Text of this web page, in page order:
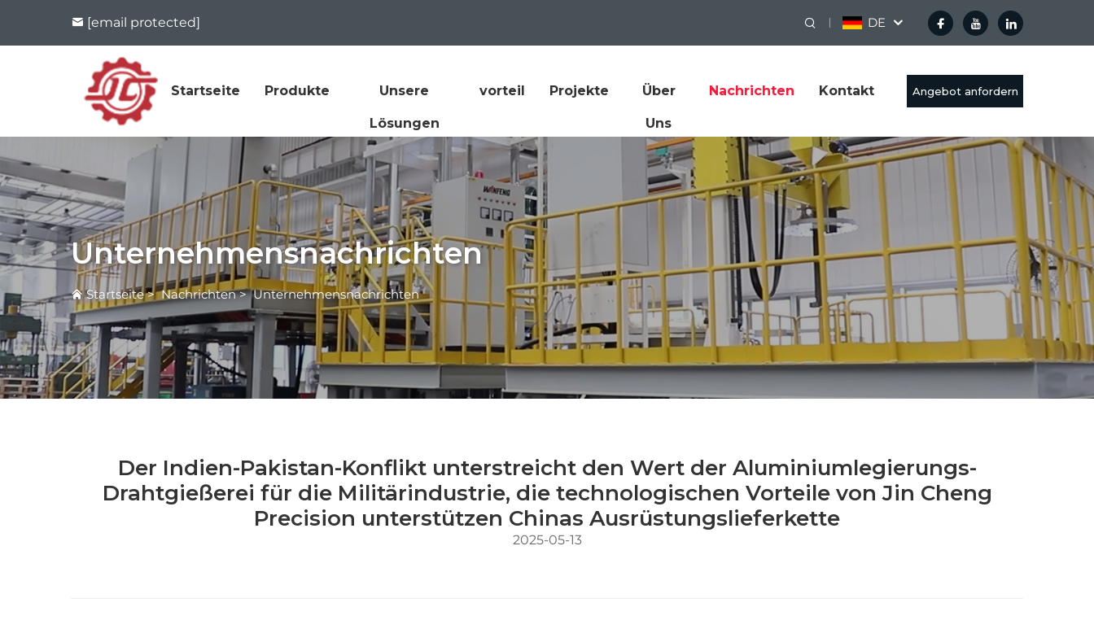
[email protected] DE
Startseite Produkte Unsere
Lösungen
vorteil Projekte Über
Uns
Nachrichten Kontakt Angebot anfordern
Unternehmensnachrichten
Startseite>Nachrichten>Unternehmensnachrichten
Der Indien-Pakistan-Konflikt unterstreicht den Wert der Aluminiumlegierungs-
Drahtgießerei für die Militärindustrie, die technologischen Vorteile von Jin Cheng
Precision unterstützen Chinas Ausrüstungslieferkette
2025-05-13